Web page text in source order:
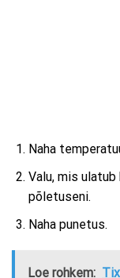
Naha
Valu, mis
põletuseni.
Naha punetus.
Loe rohkem: